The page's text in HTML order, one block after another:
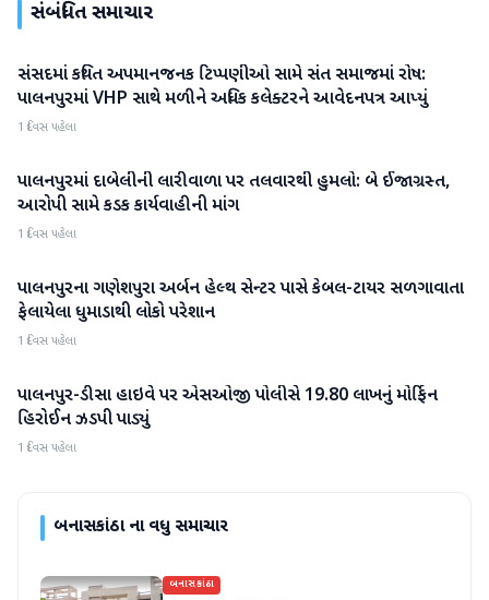
સંબંધિત સમાચાર
બનાસકાંઠા
સંસદમાં કથિત અપમાનજનક ટિપ્પણીઓ સામે સંત સમાજમાં રોષ:
પાલનપુરમાં VHP સાથે મળીને અધિક કલેક્ટરને આવેદનપત્ર આપ્યું
1 દિવસ પહેલા
બનાસકાંઠા
પાલનપુરમાં દાબેલીની લારીવાળા પર તલવારથી હુમલો: બે ઈજાગ્રસ્ત,
આરોપી સામે કડક કાર્યવાહીની માંગ
1 દિવસ પહેલા
બનાસકાંઠા
પાલનપુરના ગણેશપુરા અર્બન હેલ્થ સેન્ટર પાસે કેબલ-ટાયર સળગાવાતા
ફેલાયેલા ધુમાડાથી લોકો પરેશાન
1 દિવસ પહેલા
બનાસકાંઠા
પાલનપુર-ડીસા હાઇવે પર એસઓજી પોલીસે 19.80 લાખનું મોર્ફિન
હિરોઈન ઝડપી પાડ્યું
1 દિવસ પહેલા
બનાસકાંઠાના વધુ સમાચાર
બનાસકાંઠા